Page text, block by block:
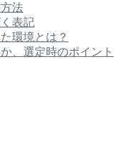
法
表記
環境とは？
、選定時のポイント